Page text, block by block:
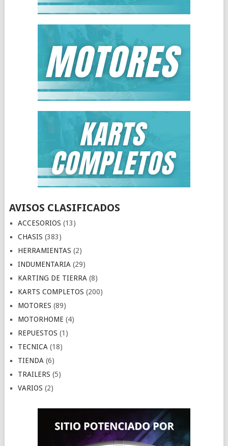
AVISOS CLASIFICADOS
ACCESORIOS (13)
CHASIS (383)
HERRAMIENTAS (2)
INDUMENTARIA(29)
KARTING DE TIERRA(8)
KARTS COMPLETOS (200)
MOTORES (89)
MOTORHOME (4)
REPUESTOS (1)
TECNICA(18)
TIENDA(6)
TRAILERS (5)
VARIOS (2)